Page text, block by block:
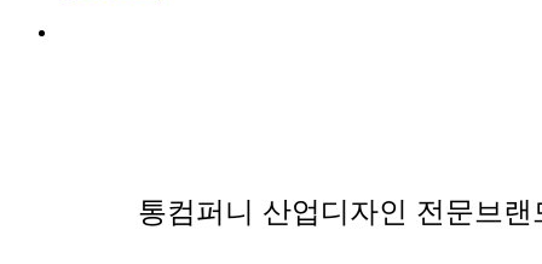
통컴퍼니 산업디자인 전문브